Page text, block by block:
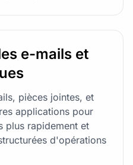
e-mails et
pièces jointes, et
applications pour
plus rapidement et
d'opérations